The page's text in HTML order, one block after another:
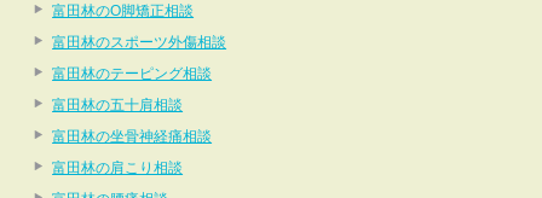
富田林のO脚矯正相談
富田林のスポーツ外傷相談
富田林のテーピング相談
富田林の五十肩相談
富田林の坐骨神経痛相談
富田林の肩こり相談